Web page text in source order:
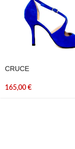
CRUCE
165,00 €